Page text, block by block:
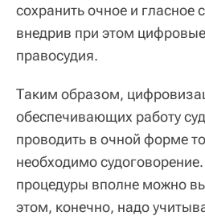
сохранить очное и гласное
внедрив при этом
правосудия.
Таким образом,
обеспечивающих работу
проводить в очной форме
необходимо
процедуры вполне можно
этом, конечно, надо